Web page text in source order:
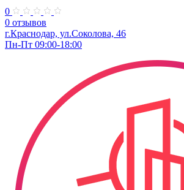
0
0 отзывов
г.Краснодар, ул.Соколова, 46
Пн-Пт 09:00-18:00